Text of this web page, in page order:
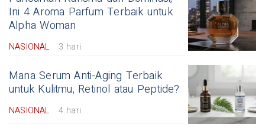
Ini 4 Aroma Parfum Terbaik untuk
Alpha Woman
NASIONAL 3 hari
Mana Serum Anti-Aging Terbaik
untuk Kulitmu, Retinol atau Peptide?
NASIONAL 4 hari